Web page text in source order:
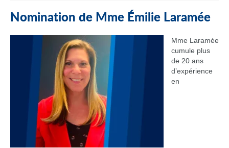
Nomination de Mme Émilie Laramée
Mme Laramée
cumule plus
de 20 ans
d’expérience
en